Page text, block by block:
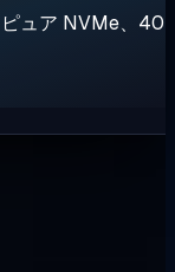
ピュア NVMe、40